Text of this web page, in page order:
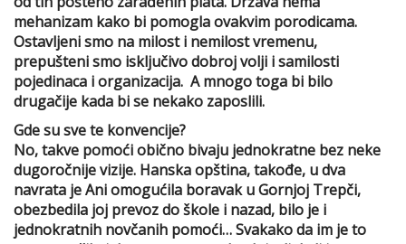
mehanizam kako bi pomogla ovakvim porodicama.
Ostavljeni smo na milost i nemilost vremenu,
prepušteni smo isključivo dobroj volji i samilosti
pojedinaca i organizacija. A mnogo toga bi bilo
drugačije kada bi se nekako zaposlili.
Gde su sve te konvencije?
No, takve pomoći obično bivaju jednokratne bez neke
dugoročnije vizije. Hanska opština, takođe, u dva
navrata je Ani omogućila boravak u Gornjoj Trepči,
obezbedila joj prevoz do škole i nazad, bilo je i
jednokratnih novčanih pomoći… Svakako da im je to